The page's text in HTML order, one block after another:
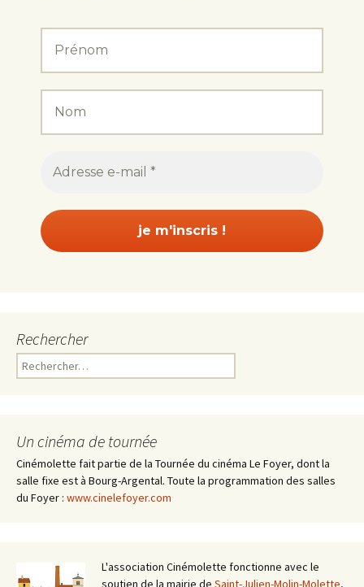
Rechercher
Rechercher :
Un cinéma de tournée
Cinémolette fait partie de la Tournée du cinéma Le Foyer, dont la
salle fixe est à Bourg-Argental. Toute la programmation des salles
du Foyer : www.cinelefoyer.com
L'association Cinémolette fonctionne avec le
soutien de la mairie de Saint-Julien-Molin-Molette,